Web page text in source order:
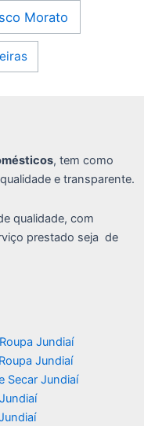
Morato
, tem como
e transparente.
qualidade, com
prestado seja de
Jundiaí
Jundiaí
Secar Jundiaí